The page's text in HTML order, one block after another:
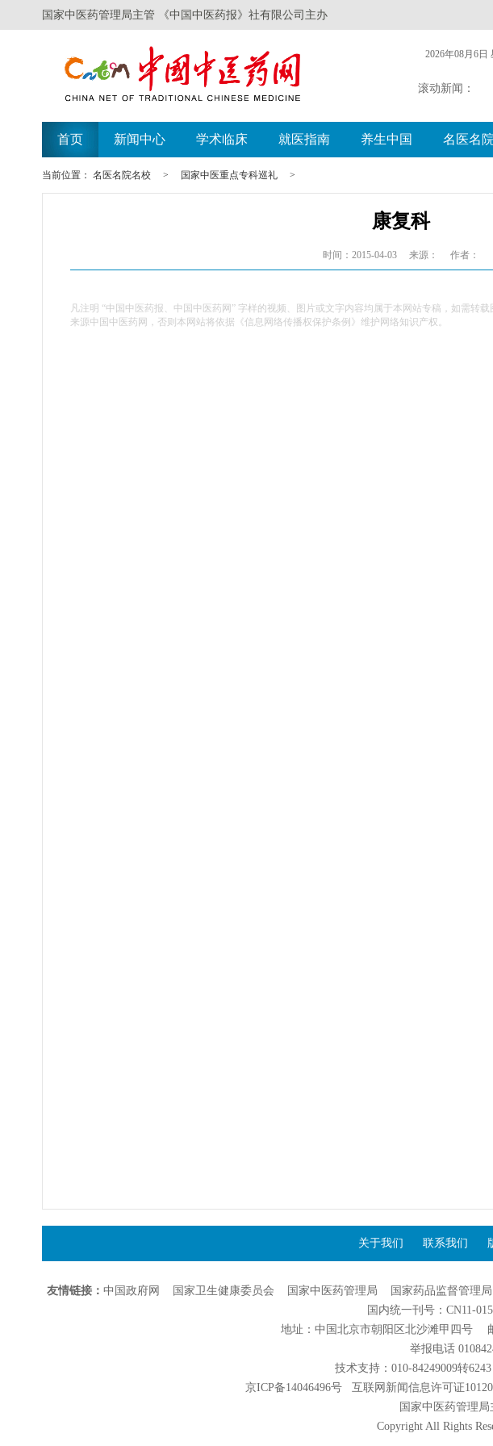
国家中医药管理局主管 《中国中医药报》社有限公司主办
2026年08月6日
滚动新闻：
首页 新闻中心 学术临床 就医指南 养生中国 名医名
当前位置： 名医名院名校 > 国家中医重点专科巡礼 >
康复科
时间：2015-04-03 来源： 作者：
凡注明 “中国中医药报、中国中医药网” 字样的视频、图片或文字内容均属于本网站专稿，如需转
来源中国中医药网，否则本网站将依据《信息网络传播权保护条例》维护网络知识产权。
关于我们 联系我们
友情链接： 中国政府网 国家卫生健康委员会 国家中医药管理局 国家药品监督管理局
国内统一刊号：CN11-
地址：中国北京市朝阳区北沙滩甲四号
举报电话
技术支持：010-84249009转
京ICP备14046496号
互联网新闻信息许可证
国家中医药管理
Copyright All Rights